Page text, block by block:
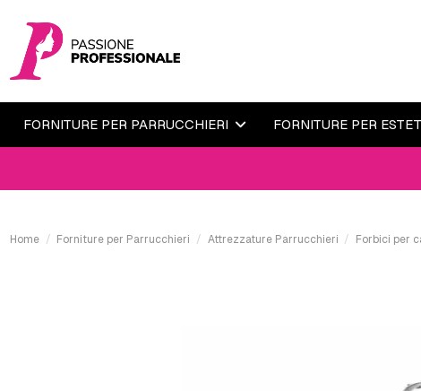
FORNITURE PER PARRUCCHIERI FORNITURE PER
Home Forniture per Parrucchieri Attrezzature Parrucchieri Forbici per